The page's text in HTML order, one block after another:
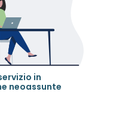
in
neoassunte